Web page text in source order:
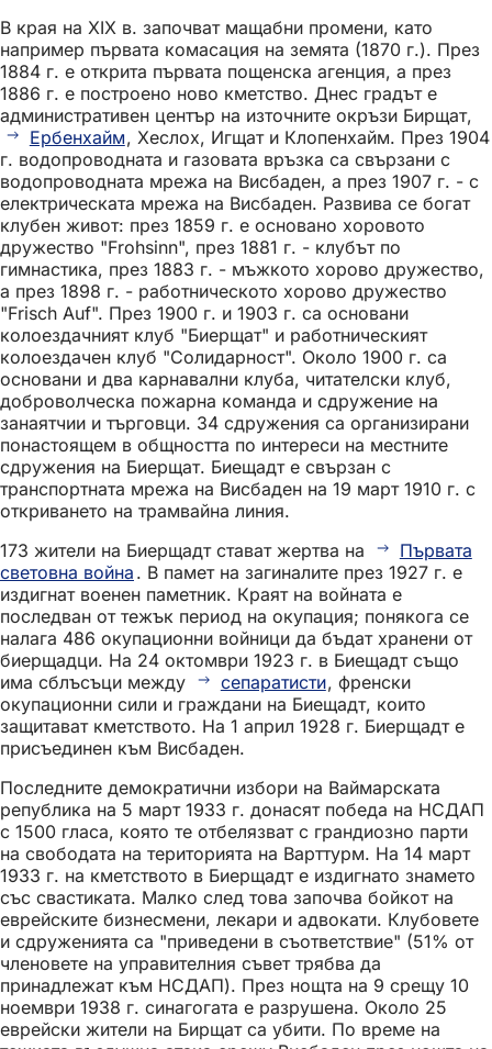
В края на XIX в. започват мащабни промени, като
например първата комасация на земята (1870 г.). През
1884 г. е открита първата пощенска агенция, а през
1886 г. е построено ново кметство. Днес градът е
административен център на източните окръзи Бирщат,
Ербенхайм, Хеслох, Игщат и Клопенхайм. През 1904
г. водопроводната и газовата връзка са свързани с
водопроводната мрежа на Висбаден, а през 1907 г. - с
електрическата мрежа на Висбаден. Развива се богат
клубен живот: през 1859 г. е основано хоровото
дружество "Frohsinn", през 1881 г. - клубът по
гимнастика, през 1883 г. - мъжкото хорово дружество,
а през 1898 г. - работническото хорово дружество
"Frisch Auf". През 1900 г. и 1903 г. са основани
колоездачният клуб "Биерщат" и работническият
колоездачен клуб "Солидарност". Около 1900 г. са
основани и два карнавални клуба, читателски клуб,
доброволческа пожарна команда и сдружение на
занаятчии и търговци. 34 сдружения са организирани
понастоящем в общността по интереси на местните
сдружения на Биерщат. Биещадт е свързан с
транспортната мрежа на Висбаден на 19 март 1910 г. с
откриването на трамвайна линия.
173 жители на Биерщадт стават жертва на
Първата
световна война . В памет на загиналите през 1927 г. е
издигнат военен паметник. Краят на войната е
последван от тежък период на окупация; понякога се
налага 486 окупационни войници да бъдат хранени от
биерщадци. На 24 октомври 1923 г. в Биещадт също
има сблъсъци между
сепаратисти, френски
окупационни сили и граждани на Биещадт, които
защитават кметството. На 1 април 1928 г. Биерщадт е
присъединен към Висбаден.
Последните демократични избори на Ваймарската
република на 5 март 1933 г. донасят победа на НСДАП
с 1500 гласа, която те отбелязват с грандиозно парти
на свободата на територията на Варттурм. На 14 март
1933 г. на кметството в Биерщадт е издигнато знамето
със свастиката. Малко след това започва бойкот на
еврейските бизнесмени, лекари и адвокати. Клубовете
и сдруженията са "приведени в съответствие" (51% от
членовете на управителния съвет трябва да
принадлежат към НСДАП). През нощта на 9 срещу 10
ноември 1938 г. синагогата е разрушена. Около 25
еврейски жители на Бирщат са убити. По време на